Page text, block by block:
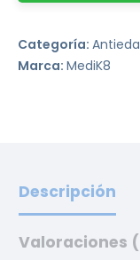
Categoría:
Marca: MediK8
Descripción
Valoraciones